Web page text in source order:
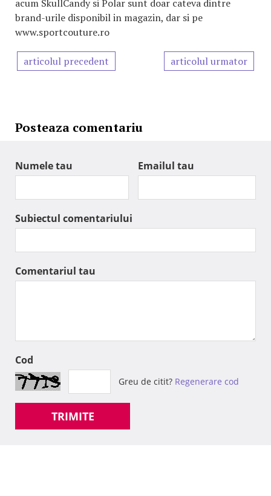
acum SkullCandy si Polar sunt doar cateva dintre
brand-urile disponibil in magazin, dar si pe
www.sportcouture.ro
articolul precedent articolul urmator
Posteaza comentariu
Numele tau Emailul tau
Subiectul comentariului
Comentariul tau
Cod
Greu de citit? Regenerare cod
TRIMITE